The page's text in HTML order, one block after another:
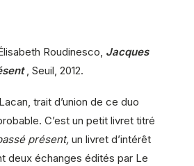
Roudinesco, Jacques
, Seuil, 2012.
trait d’union de ce duo
C’est un petit livret titré
présent, un livret d’intérêt
deux échanges édités par Le